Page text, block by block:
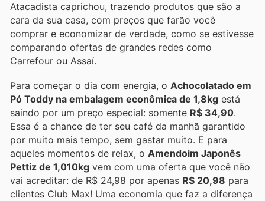
Atacadista caprichou, trazendo produtos que são a
cara da sua casa, com preços que farão você
comprar e economizar de verdade, como se estivesse
comparando ofertas de grandes redes como
Carrefour ou Assaí.
Para começar o dia com energia, o Achocolatado em
Pó Toddy na embalagem econômica de 1,8kg está
saindo por um preço especial: somente R$ 34,90.
Essa é a chance de ter seu café da manhã garantido
por muito mais tempo, sem gastar muito. E para
aqueles momentos de relax, o Amendoim Japonês
Pettiz de 1,010kg vem com uma oferta que você não
vai acreditar: de R$ 24,98 por apenas R$ 20,98 para
clientes Club Max! Uma economia que faz a diferença